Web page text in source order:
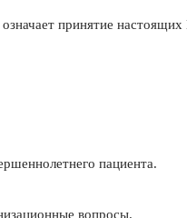
принятие
пациента.
вопросы.